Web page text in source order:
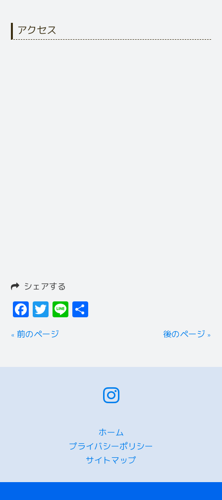
アクセス
シェアする
Facebook
Twitter
Line
« 前のページ 後のページ »
ホーム
プライバシーポリシー
サイトマップ